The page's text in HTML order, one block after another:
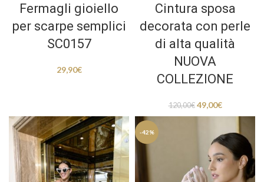
Fermagli gioiello
per scarpe semplici
SC0157
29,90€
Cintura sposa
decorata con perle
di alta qualità
NUOVA
COLLEZIONE
120,00€ 49,00€
-42%